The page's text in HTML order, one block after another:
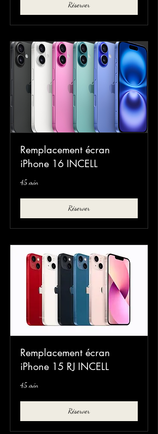
Réserver
Remplacement écran
iPhone 16 INCELL
45 min
Réserver
Remplacement écran
iPhone 15 RJ INCELL
45 min
Réserver